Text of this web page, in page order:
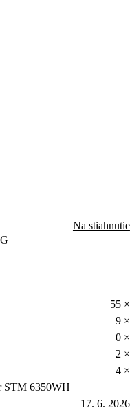
Na stiahnutie
55 ×
9 ×
0 ×
2 ×
4 ×
STM 6350WH
17. 6. 2026